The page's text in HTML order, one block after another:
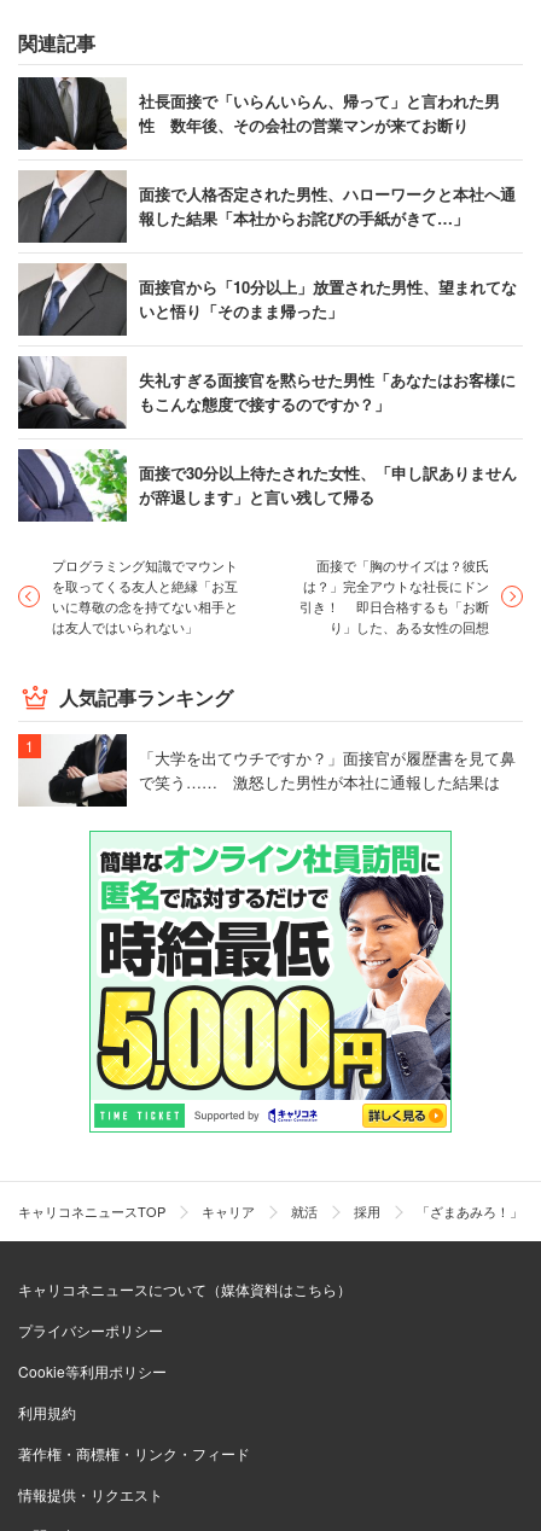
関連記事
社長面接で「いらんいらん、帰って」と言われた男
性 数年後、その会社の営業マンが来てお断り
面接で人格否定された男性、ハローワークと本社へ通
報した結果「本社からお詫びの手紙がきて…」
面接官から「10分以上」放置された男性、望まれてな
いと悟り「そのまま帰った」
失礼すぎる面接官を黙らせた男性「あなたはお客様に
もこんな態度で接するのですか？」
面接で30分以上待たされた女性、「申し訳ありません
が辞退します」と言い残して帰る
プログラミング知識でマウント
を取ってくる友人と絶縁「お互
いに尊敬の念を持てない相手と
は友人ではいられない」
面接で「胸のサイズは？彼氏
は？」完全アウトな社長にドン
引き！ 即日合格するも「お断
り」した、ある女性の回想
人気記事ランキング
「大学を出てウチですか？」面接官が履歴書を見て鼻
で笑う…… 激怒した男性が本社に通報した結果は
キャリコネニュースTOP キャリア 就活 採用 「ざまあみろ！」
キャリコネニュースについて（媒体資料はこちら）
プライバシーポリシー
Cookie等利用ポリシー
利用規約
著作権・商標権・リンク・フィード
情報提供・リクエスト